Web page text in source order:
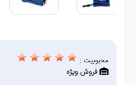
ژنراتور
ابزار
بادی
محبوبیت :
فروش ویژه